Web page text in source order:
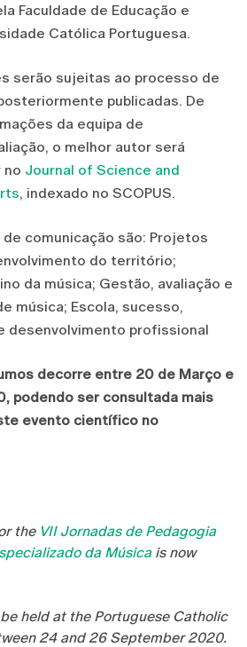
Faculdade de Educação e
Católica Portuguesa.
serão sujeitas ao processo de
publicadas. De
da equipa de
o melhor autor será
no Journal of Science and
, indexado no SCOPUS.
comunicação são: Projetos
do território;
da música; Gestão, avaliação e
música; Escola, sucesso,
desenvolvimento profissional
decorre entre 20 de Março e
podendo ser consultada mais
evento científico no
the VII Jornadas de Pedagogia
da Músicais now
held at the Portuguese Catholic
24 and 26 September 2020.